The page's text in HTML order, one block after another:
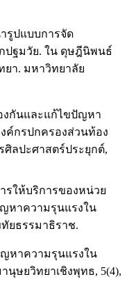
รูปแบบการจัด
ปฐมวัย. ใน ดุษฎีนิพนธ์
า. มหาวิทยาลัย
งกันและแก้ไขปัญหา
ค์กรปกครองส่วนท้อง
ศิลปะศาสตร์ประยุกต์,
รให้บริการของหน่วย
หาความรุนแรงใน
ยธรรมาธิราช.
หาความรุนแรงใน
นุษยวิทยาเชิงพุทธ, 5(4),